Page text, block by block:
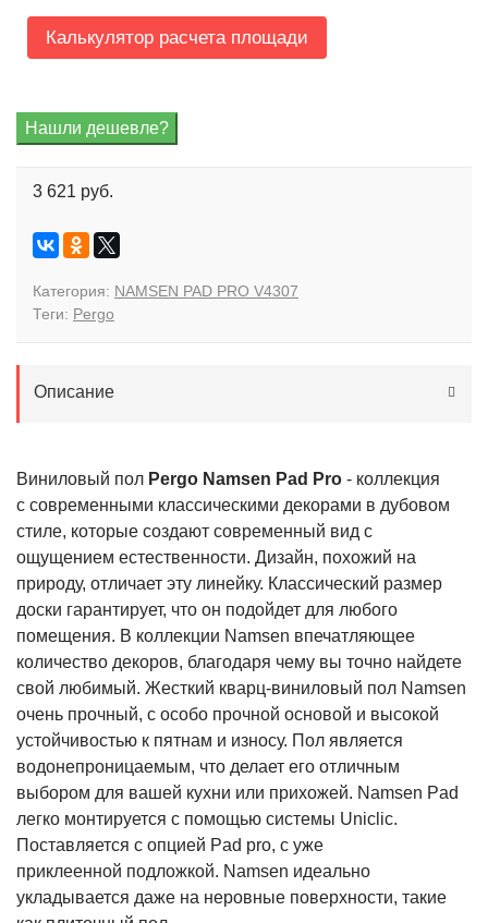
Калькулятор расчета площади
3 621 руб.
Категория: NAMSEN PAD PRO V4307
Теги: Pergo
Описание
Виниловый пол Pergo Namsen Pad Pro - коллекция
с современными классическими декорами в дубовом
стиле, которые создают современный вид с
ощущением естественности. Дизайн, похожий на
природу, отличает эту линейку. Классический размер
доски гарантирует, что он подойдет для любого
помещения. В коллекции Namsen впечатляющее
количество декоров, благодаря чему вы точно найдете
свой любимый. Жесткий кварц-виниловый пол Namsen
очень прочный, с особо прочной основой и высокой
устойчивостью к пятнам и износу. Пол является
водонепроницаемым, что делает его отличным
выбором для вашей кухни или прихожей. Namsen Pad
легко монтируется с помощью системы Uniclic.
Поставляется с опцией Pad pro, с уже
приклеенной подложкой. Namsen идеально
укладывается даже на неровные поверхности, такие